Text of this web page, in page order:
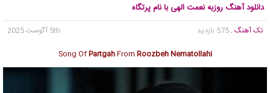
دانلود آهنگ روزبه نعمت الهی با نام پرتگاه
تک آهنگ , 575 بازدید
5th آگوست 2025
Song OfPartgahFrom Roozbeh Nematollahi